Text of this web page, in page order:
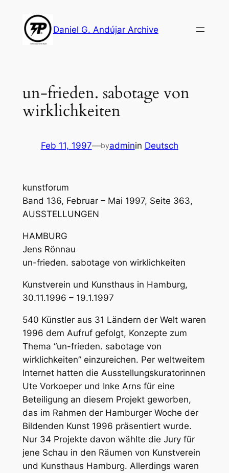
content
Daniel G. Andújar Archive
un-frieden. sabotage von
wirklichkeiten
Feb 11, 1997—byadminin Deutsch
kunstforum
Band 136, Februar – Mai 1997, Seite 363,
AUSSTELLUNGEN
HAMBURG
Jens Rönnau
un-frieden. sabotage von wirklichkeiten
Kunstverein und Kunsthaus in Hamburg,
30.11.1996 – 19.1.1997
540 Künstler aus 31 Ländern der Welt waren
1996 dem Aufruf gefolgt, Konzepte zum
Thema “un-frieden. sabotage von
wirklichkeiten” einzureichen. Per weltweitem
Internet hatten die Ausstellungskuratorinnen
Ute Vorkoeper und Inke Arns für eine
Beteiligung an diesem Projekt geworben,
das im Rahmen der Hamburger Woche der
Bildenden Kunst 1996 präsentiert wurde.
Nur 34 Projekte davon wählte die Jury für
jene Schau in den Räumen von Kunstverein
und Kunsthaus Hamburg. Allerdings waren